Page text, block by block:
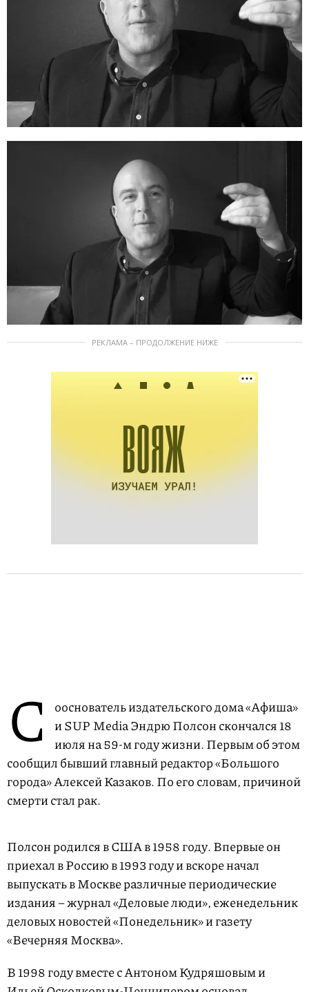
РЕКЛАМА – ПРОДОЛЖЕНИЕ НИЖЕ
С
ооснователь издательского дома «Афиша»
и SUP Media Эндрю Полсон скончался 18
июля на 59-м году жизни. Первым об этом
сообщил бывший главный редактор «Большого
города» Алексей Казаков. По его словам, причиной
смерти стал рак.
Полсон родился в США в 1958 году. Впервые он
приехал в Россию в 1993 году и вскоре начал
выпускать в Москве различные периодические
издания – журнал «Деловые люди», еженедельник
деловых новостей «Понедельник» и газету
«Вечерняя Москва».
В 1998 году вместе с Антоном Кудряшовым и